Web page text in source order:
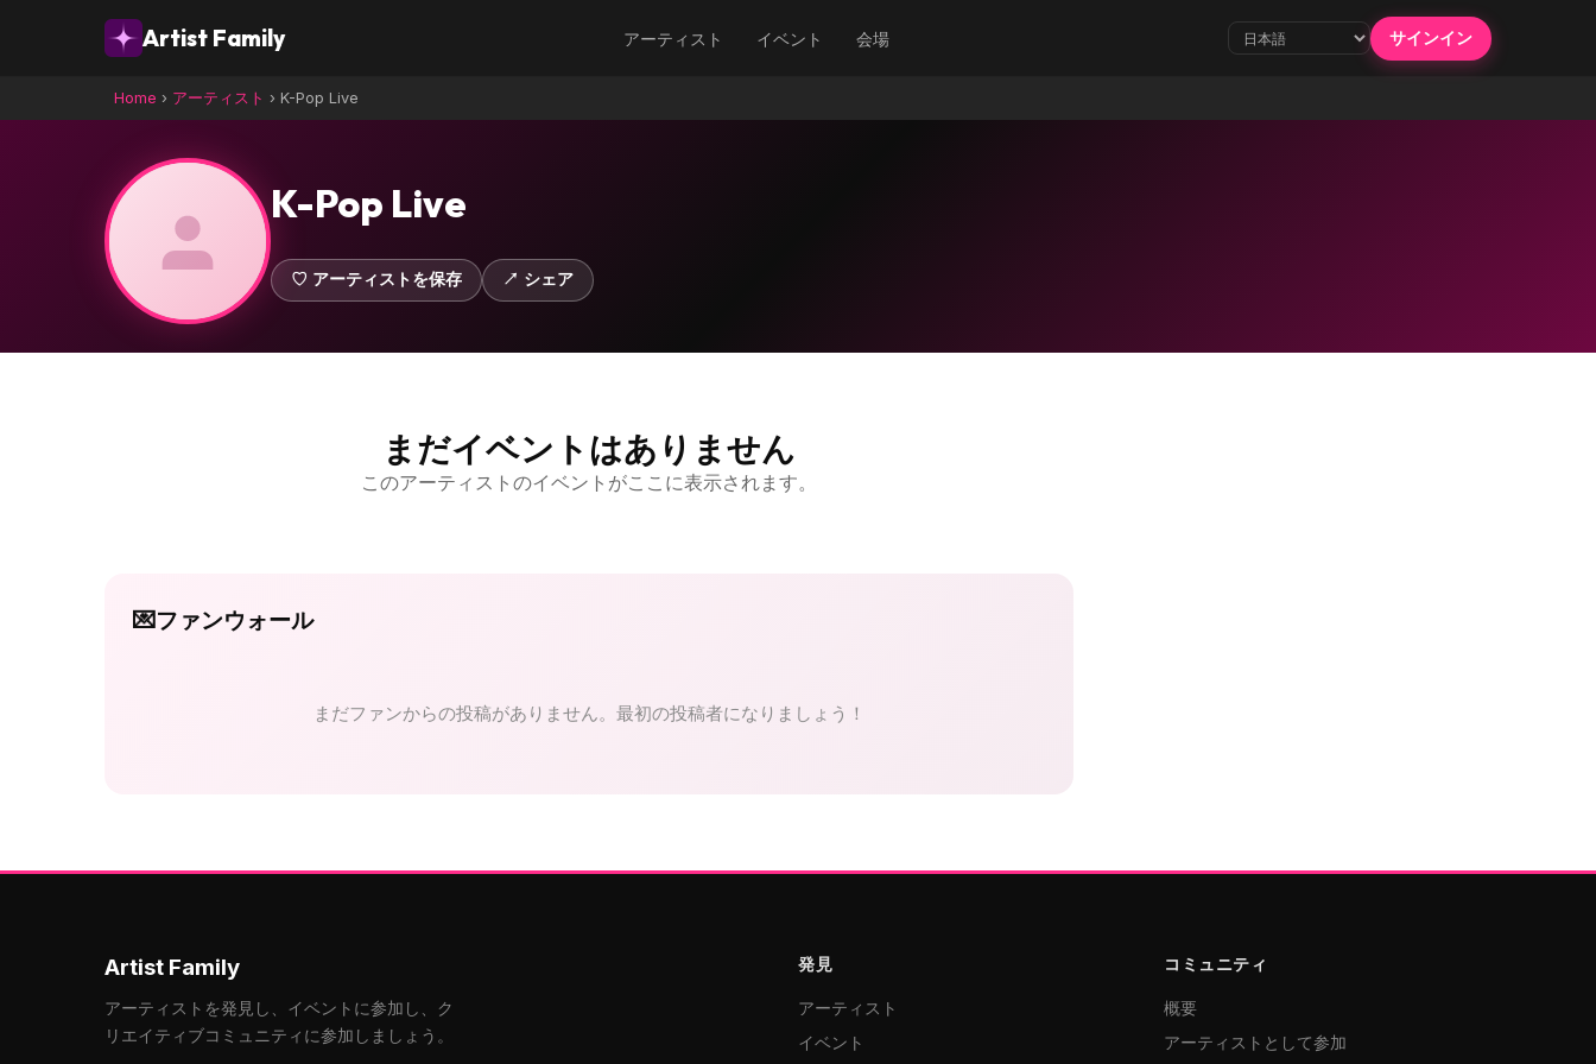
Artist Family アーティスト イベント 会場 サインイン
Home › アーティスト › K-Pop Live
K-Pop Live
♡ アーティストを保存 ↗ シェア
まだイベントはありません
このアーティストのイベントがここに表示されます。
💌ファンウォール
まだファンからの投稿がありません。最初の投稿者になりましょう！
Artist Family
アーティストを発見し、イベントに参加し、ク
リエイティブコミュニティに参加しましょう。
発見
アーティスト
イベント
コミュニティ
概要
アーティストとして参加